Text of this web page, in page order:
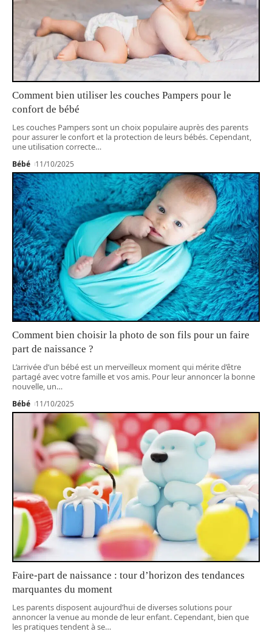
Comment bien utiliser les couches Pampers pour le
confort de bébé
Les couches Pampers sont un choix populaire auprès des parents
pour assurer le confort et la protection de leurs bébés. Cependant,
une utilisation correcte…
Bébé 11/10/2025
Comment bien choisir la photo de son fils pour un faire
part de naissance ?
L’arrivée d’un bébé est un merveilleux moment qui mérite d’être
partagé avec votre famille et vos amis. Pour leur annoncer la bonne
nouvelle, un…
Bébé 11/10/2025
Faire-part de naissance : tour d’horizon des tendances
marquantes du moment
Les parents disposent aujourd’hui de diverses solutions pour
annoncer la venue au monde de leur enfant. Cependant, bien que
les pratiques tendent à se…